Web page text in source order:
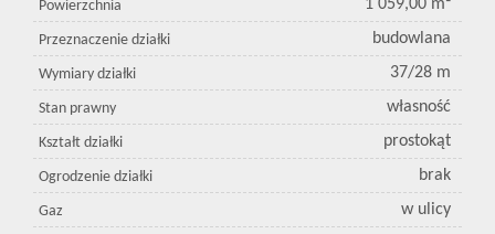
Powierzchnia 1 059,00 m²
Przeznaczenie działki budowlana
Wymiary działki 37/28 m
Stan prawny własność
Kształt działki prostokąt
Ogrodzenie działki brak
Gaz w ulicy